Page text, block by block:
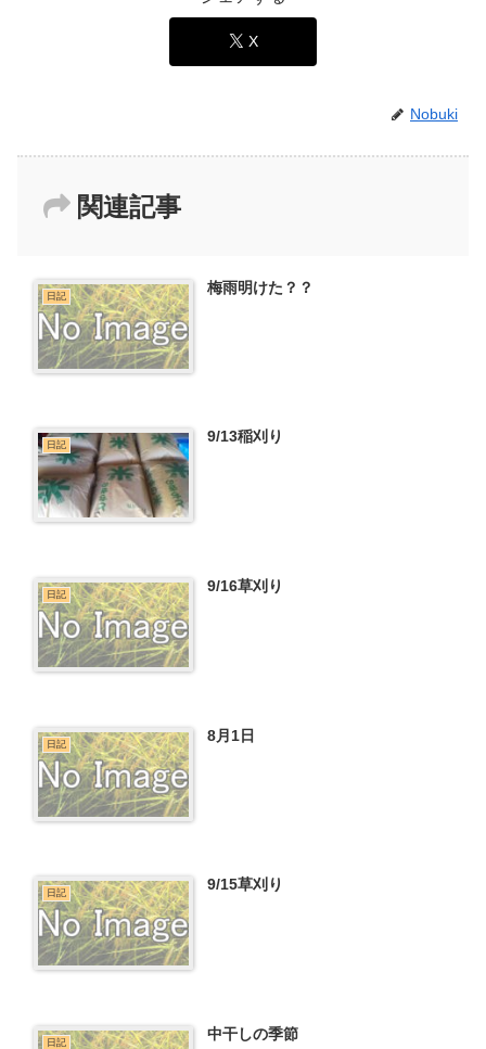
X
Nobuki
関連記事
日記 梅雨明けた？？
日記 9/13稲刈り
日記 9/16草刈り
日記 8月1日
日記 9/15草刈り
日記 中干しの季節